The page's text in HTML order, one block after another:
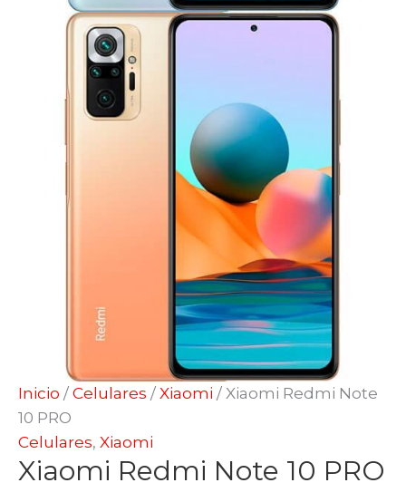
Inicio / Celulares / Xiaomi / Xiaomi Redmi Note
10 PRO
Celulares, Xiaomi
Xiaomi Redmi Note 10 PRO